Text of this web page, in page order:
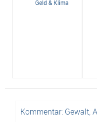
Geld & Klima
Kommentar: Gewalt,